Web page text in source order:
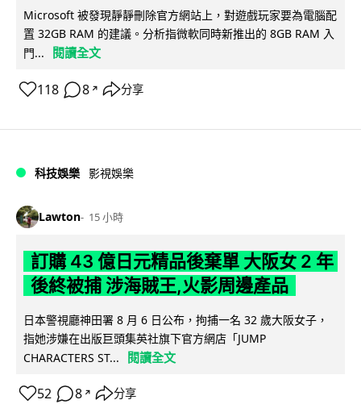
Microsoft 被發現靜靜刪除官方網站上，對遊戲玩家要為電腦配
置 32GB RAM 的建議。分析指微軟同時新推出的 8GB RAM 入
門...
閱讀全文
118 8 ↗ 分享
科技娛樂 影視娛樂
Lawton 15 小時
訂購 43 億日元精品後棄單 大阪女 2 年
後終被捕 涉海賊王,火影周邊產品
日本警視廳神田署 8 月 6 日公布，拘捕一名 32 歲大阪女子，
指她涉嫌在出版巨頭集英社旗下官方網店「JUMP
CHARACTERS ST...
閱讀全文
52 8 ↗ 分享